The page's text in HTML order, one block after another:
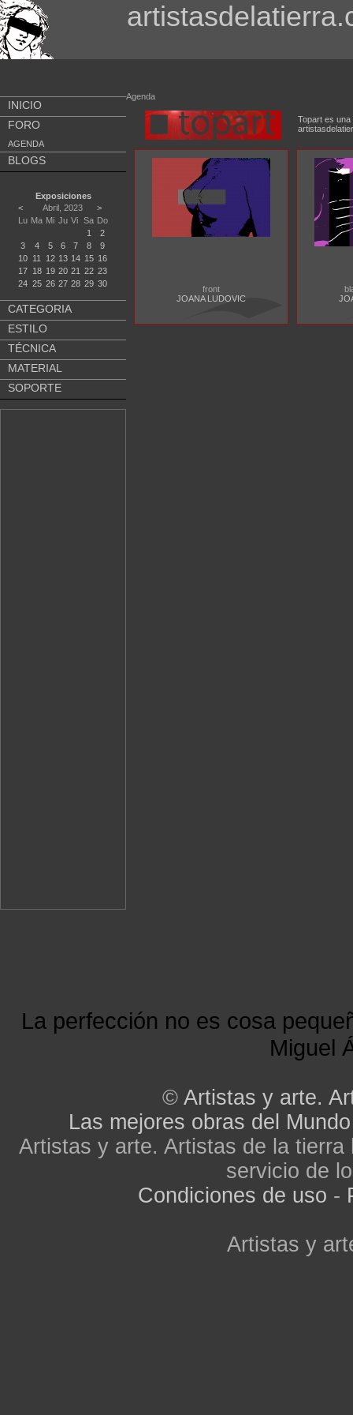
INICIO
FORO
AGENDA
BLOGS
Exposiciones
<
Abril, 2023
>
Lu Ma Mi Ju Vi Sa Do
1
2
3
4 5 6 7 8
9
10 11 12 13 14 15 16
17 18 19 20 21 22 23
24 25 26 27 28 29 30
CATEGORIA
ESTILO
TÉCNICA
MATERIAL
SOPORTE
Agenda
Topart es
front
JOANA LUDOVIC
La perfección no es cosa
Miguel
© Artistas y arte.
Las mejores obras del Mundo
Artistas y arte. Artistas de la
servicio de
Condiciones de uso -
Artistas y